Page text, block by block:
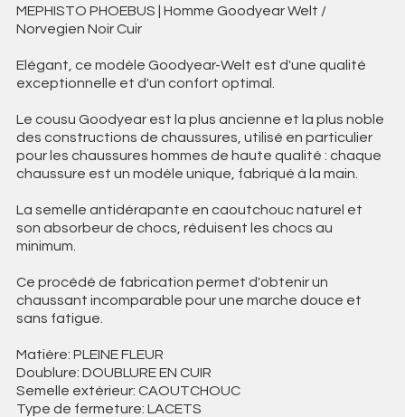
MEPHISTO PHOEBUS | Homme Goodyear Welt /
Norvegien Noir Cuir
Elégant, ce modèle Goodyear-Welt est d'une qualité
exceptionnelle et d'un confort optimal.
Le cousu Goodyear est la plus ancienne et la plus noble
des constructions de chaussures, utilisé en particulier
pour les chaussures hommes de haute qualité : chaque
chaussure est un modèle unique, fabriqué à la main.
La semelle antidérapante en caoutchouc naturel et
son absorbeur de chocs, réduisent les chocs au
minimum.
Ce procédé de fabrication permet d'obtenir un
chaussant incomparable pour une marche douce et
sans fatigue.
Matière: PLEINE FLEUR
Doublure: DOUBLURE EN CUIR
Semelle extérieur: CAOUTCHOUC
Type de fermeture: LACETS